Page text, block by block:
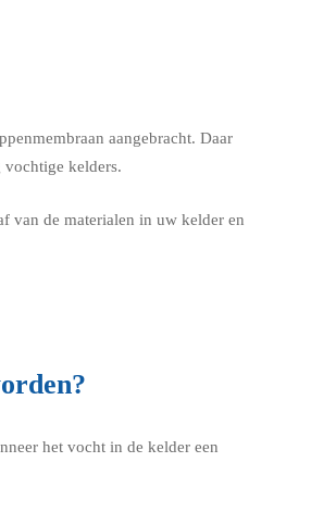
aangebracht. Daar
kelders.
van de materialen in uw kelder en
het vocht in de kelder een